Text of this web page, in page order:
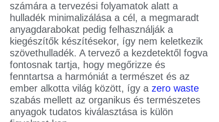
számára a tervezési folyamatok alatt a
hulladék minimalizálása a cél, a megmaradt
anyagdarabokat pedig felhasználják a
kiegészítők készítésekor, így nem keletkezik
szövethulladék. A tervező a kezdetektől fogva
fontosnak tartja, hogy megőrizze és
fenntartsa a harmóniát a természet és az
ember alkotta világ között, így a zero waste
szabás mellett az organikus és természetes
anyagok tudatos kiválasztása is külön